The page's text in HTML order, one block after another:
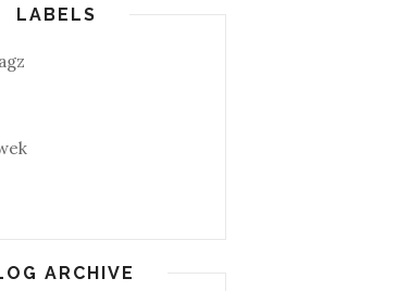
LABELS
ARCHIVE